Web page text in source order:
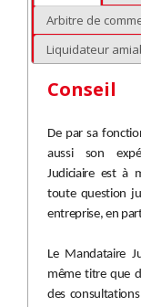
Arbitre de
Liquidateur
Conseil
De par sa
aussi son
Judiciaire est à
toute question
entreprise, en
Le Mandataire
même titre que
des